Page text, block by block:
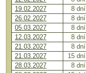
19.02.2027
8 dní
26.02.2027
8 dní
05.03.2027
8 dní
12.03.2027
8 dní
21.03.2027
8 dní
21.03.2027
15 dní
28.03.2027
8 dní